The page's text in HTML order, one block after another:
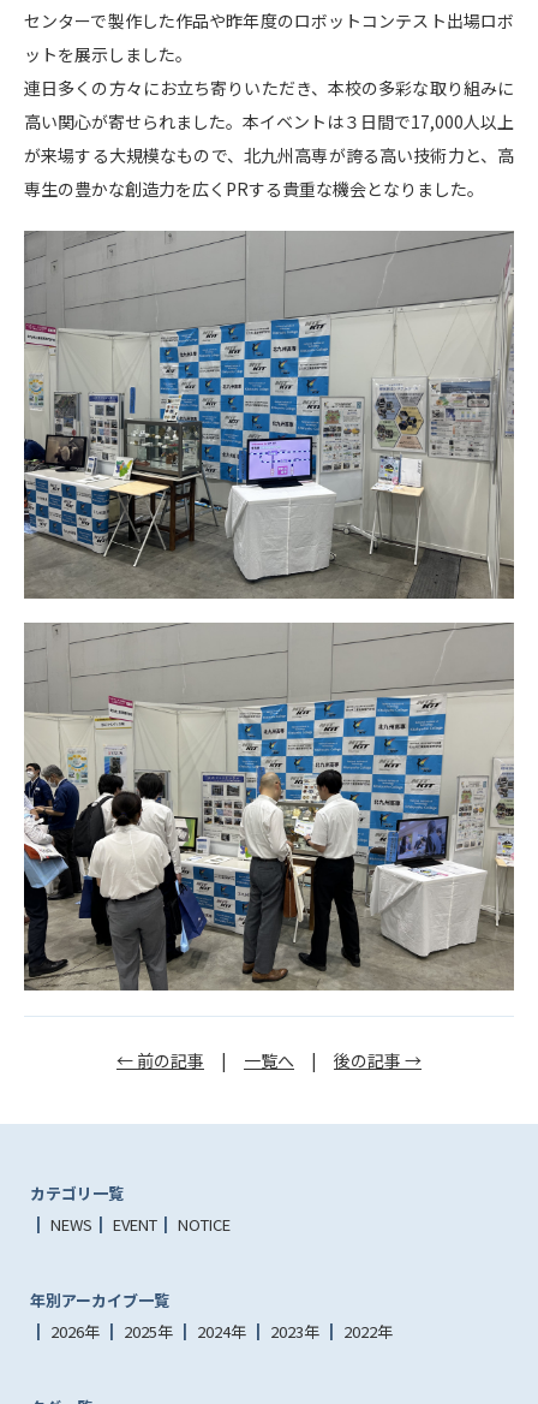
センターで製作した作品や昨年度のロボットコンテスト出場ロボ
ットを展示しました。
連日多くの方々にお立ち寄りいただき、本校の多彩な取り組みに
高い関心が寄せられました。本イベントは３日間で17,000人以上
が来場する大規模なもので、北九州高専が誇る高い技術力と、高
専生の豊かな創造力を広くPRする貴重な機会となりました。
← 前の記事 | 一覧へ | 後の記事 →
カテゴリ一覧
NEWS
EVENT NOTICE
年別アーカイブ一覧
2026年
2025年 2024年 2023年 2022年